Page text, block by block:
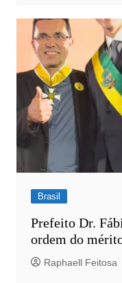
Brasil
Prefeito Dr.
ordem do
Raphaell Feitosa